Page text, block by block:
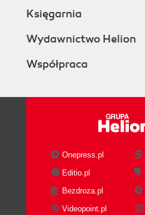
Księgarnia
Wydawnictwo Helion
Współpraca
Onepress.pl
Editio.pl
Bezdroza.pl
Videopoint.pl